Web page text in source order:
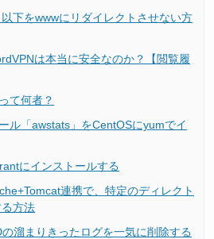
以下をwwwにリダイレクトさせない方
は本当に安全なのか？【閲覧履
て何者？
ル「awstats」をCentOSにyumでイ
にインストールする
連携で、特定のディレクト
方法
の溜まりきったログを一気に削除する